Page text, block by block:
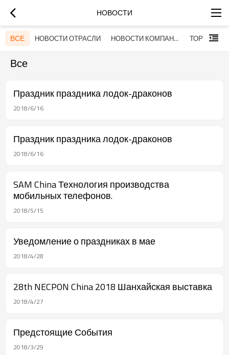
НОВОСТИ
ВСЕ НОВОСТИ ОТРАСЛИ НОВОСТИ КОМПАНИИ
Все
Праздник праздника лодок-драконов
2018/6/16
Праздник праздника лодок-драконов
2018/6/16
SAM China Технология производства
мобильных телефонов.
2018/5/15
Уведомление о праздниках в мае
2018/4/28
28th NECPON China 2018 Шанхайская выставка
2018/4/27
Предстоящие События
2018/3/29